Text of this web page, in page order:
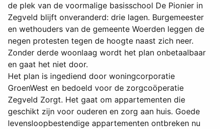
de plek van de voormalige basisschool De Pionier in
Zegveld blijft onveranderd: drie lagen. Burgemeester
en wethouders van de gemeente Woerden leggen de
negen protesten tegen de hoogte naast zich neer.
Zonder derde woonlaag wordt het plan onbetaalbaar
en gaat het niet door.
Het plan is ingediend door woningcorporatie
GroenWest en bedoeld voor de zorgcoöperatie
Zegveld Zorgt. Het gaat om appartementen die
geschikt zijn voor ouderen en zorg aan huis. Goede
levensloopbestendige appartementen ontbreken nu